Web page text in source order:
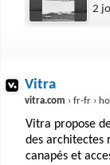
2
Vitra
vitra.com › fr-fr ›
Vitra propose
des architectes
canapés et